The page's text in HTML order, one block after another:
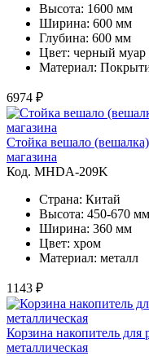
Высота: 1600 мм
Ширина: 600 мм
Глубина: 600 мм
Цвет: черный муар
Материал:
6974 ₽
Стойка вешало (вешалка)
магазина
Код. MHDA-209K
Страна: Китай
Высота: 450-670 мм
Ширина: 360 мм
Цвет: хром
Материал: металл
1143 ₽
Корзина накопитель для
металлическая